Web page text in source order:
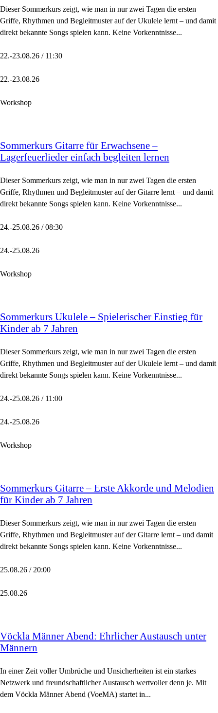
Dieser Sommerkurs zeigt, wie man in nur zwei Tagen die ersten
Griffe, Rhythmen und Begleitmuster auf der Ukulele lernt – und damit
direkt bekannte Songs spielen kann. Keine Vorkenntnisse...
22.-23.08.26 / 11:30
22.-23.08.26
Workshop
Sommerkurs Gitarre für Erwachsene –
Lagerfeuerlieder einfach begleiten lernen
Dieser Sommerkurs zeigt, wie man in nur zwei Tagen die ersten
Griffe, Rhythmen und Begleitmuster auf der Gitarre lernt – und damit
direkt bekannte Songs spielen kann. Keine Vorkenntnisse...
24.-25.08.26 / 08:30
24.-25.08.26
Workshop
Sommerkurs Ukulele – Spielerischer Einstieg für
Kinder ab 7 Jahren
Dieser Sommerkurs zeigt, wie man in nur zwei Tagen die ersten
Griffe, Rhythmen und Begleitmuster auf der Ukulele lernt – und damit
direkt bekannte Songs spielen kann. Keine Vorkenntnisse...
24.-25.08.26 / 11:00
24.-25.08.26
Workshop
Sommerkurs Gitarre – Erste Akkorde und Melodien
für Kinder ab 7 Jahren
Dieser Sommerkurs zeigt, wie man in nur zwei Tagen die ersten
Griffe, Rhythmen und Begleitmuster auf der Gitarre lernt – und damit
direkt bekannte Songs spielen kann. Keine Vorkenntnisse...
25.08.26 / 20:00
25.08.26
Vöckla Männer Abend: Ehrlicher Austausch unter
Männern
In einer Zeit voller Umbrüche und Unsicherheiten ist ein starkes
Netzwerk und freundschaftlicher Austausch wertvoller denn je. Mit
dem Vöckla Männer Abend (VoeMA) startet in...